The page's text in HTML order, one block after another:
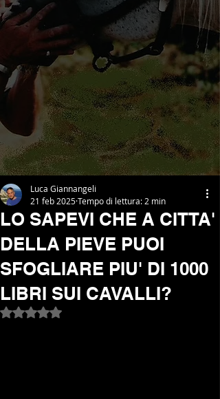
LO SAPEVI CHE A CITTA'
DELLA PIEVE PUOI
SFOGLIARE PIU' DI 1000
LIBRI SUI CAVALLI?
Luca Giannangeli
21 feb 2025Tempo di lettura: 2 min
Valutazione NaN stelle su 5.